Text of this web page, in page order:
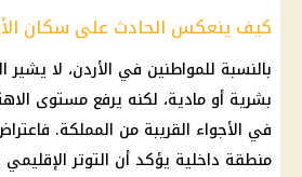
كيف ينعكس الحادث على سكان
بالنسبة للمواطنين في الأردن، لا يشير
بشرية أو مادية، لكنه يرفع مستوى
في الأجواء القريبة من المملكة.
منطقة داخلية يؤكد أن التوتر